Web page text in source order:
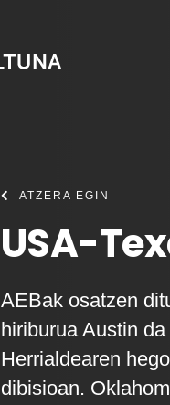
ATZERA EGIN
USA-
AEBak osatzen
hiriburua Austin
Herrialdearen
dibisioan.